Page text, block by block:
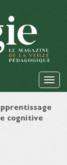
cognitive